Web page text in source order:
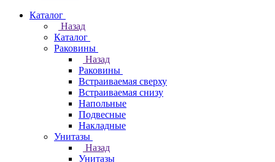
Каталог
Назад
Каталог
Раковины
Назад
Раковины
Встраиваемая сверху
Встраиваемая снизу
Напольные
Подвесные
Накладные
Унитазы
Назад
Унитазы